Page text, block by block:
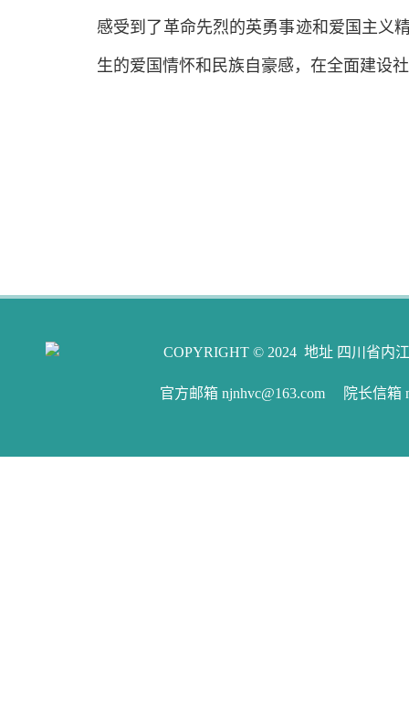
感受到了革命先烈的英勇事迹和爱国主义
生的爱国情怀和民族自豪感，在全面建设
COPYRIGHT © 2024 地址 四川省内
官方邮箱 njnhvc@163.com 院长信箱